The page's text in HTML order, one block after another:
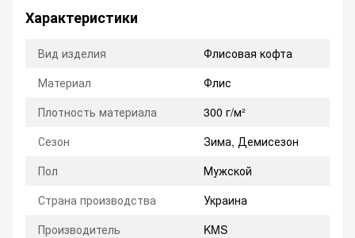
Характеристики
Вид изделия
Флисовая кофта
Материал
Флис
Плотность материала
300 г/м²
Сезон
Зима, Демисезон
Пол
Мужской
Страна производства
Украина
Производитель
KMS